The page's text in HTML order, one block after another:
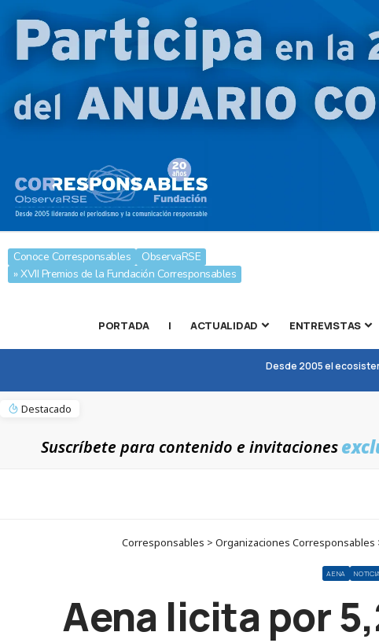
Conoce Corresponsables
ObservaRSE
» XVII Premios de la Fundación Corresponsables
PORTADA | ACTUALIDAD ENTREVISTAS
Desde 2005 el
Destacado
Suscríbete para contenido e invitaciones
Corresponsables > Organizaciones
AENA
Aena licita por